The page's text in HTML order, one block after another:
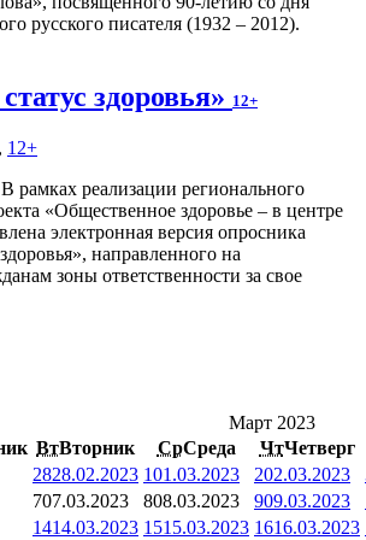
русского писателя (1932 – 2012).
здоровья» 12+
, 12+
В рамках реализации регионального
«Общественное здоровье – в центре
электронная версия опросника
направленного на
зоны ответственности за свое
Март 2023
ВтВторник СрСреда ЧтЧетверг
2828.02.2023 101.03.2023 202.03.2023
707.03.2023 808.03.2023 909.03.2023
1414.03.2023 1515.03.2023 1616.03.2023